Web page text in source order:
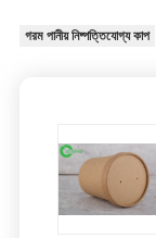
গরম পানীয় নিষ্পত্তিযোগ্য কাপ